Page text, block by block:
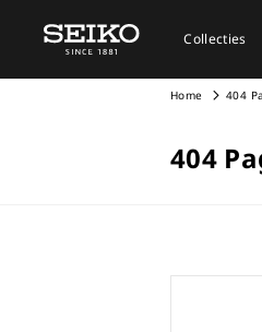
Collecties
Home 404
404